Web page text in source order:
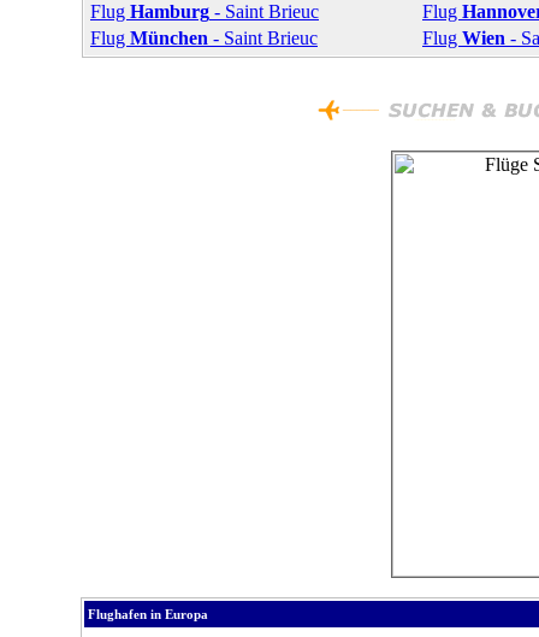
Flug Hamburg - Saint Brieuc Flug
Flug München - Saint Brieuc Flug Wien -
Flughafen in Europa